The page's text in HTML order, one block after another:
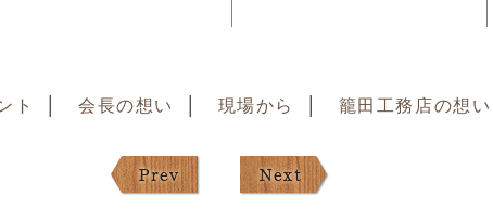
ト 会長の想い 現場から 籠田工務店の想い